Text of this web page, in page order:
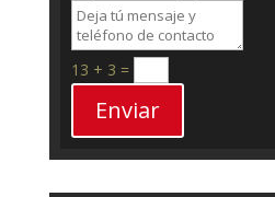
13 + 3 =
Enviar